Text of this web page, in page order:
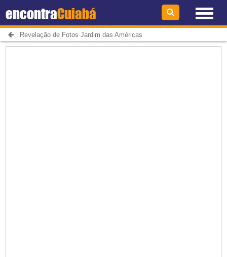
encontraCuiabá
Revelação de Fotos Jardim das Américas